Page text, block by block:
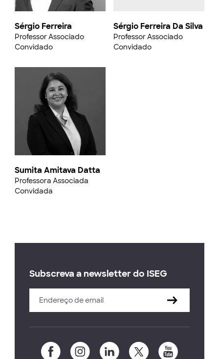
Sérgio Ferreira
Professor Associado
Convidado
Sumita Amitava Datta
Professora Associada
Convidada
Sérgio Ferreira Da Silva
Professor Associado
Convidado
Subscreva a newsletter do ISEG